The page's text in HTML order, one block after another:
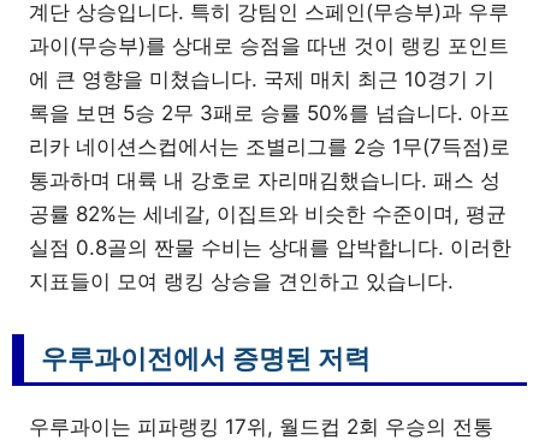
계단 상승입니다. 특히 강팀인 스페인(무승부)과 우루
과이(무승부)를 상대로 승점을 따낸 것이 랭킹 포인트
에 큰 영향을 미쳤습니다. 국제 매치 최근 10경기 기
록을 보면 5승 2무 3패로 승률 50%를 넘습니다. 아프
리카 네이션스컵에서는 조별리그를 2승 1무(7득점)로
통과하며 대륙 내 강호로 자리매김했습니다. 패스 성
공률 82%는 세네갈, 이집트와 비슷한 수준이며, 평균
실점 0.8골의 짠물 수비는 상대를 압박합니다. 이러한
지표들이 모여 랭킹 상승을 견인하고 있습니다.
우루과이전에서 증명된 저력
우루과이는 피파랭킹 17위, 월드컵 2회 우승의 전통